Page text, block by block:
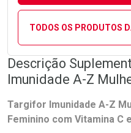
TODOS OS PRODUTOS
Descrição
Imunidade A-Z
Targifor Imunidade A-Z
Feminino com Vitamina C